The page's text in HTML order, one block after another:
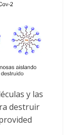
y las
destruir